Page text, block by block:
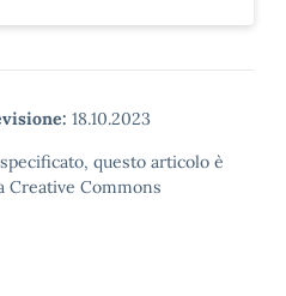
18.10.2023
questo articolo è
Creative Commons